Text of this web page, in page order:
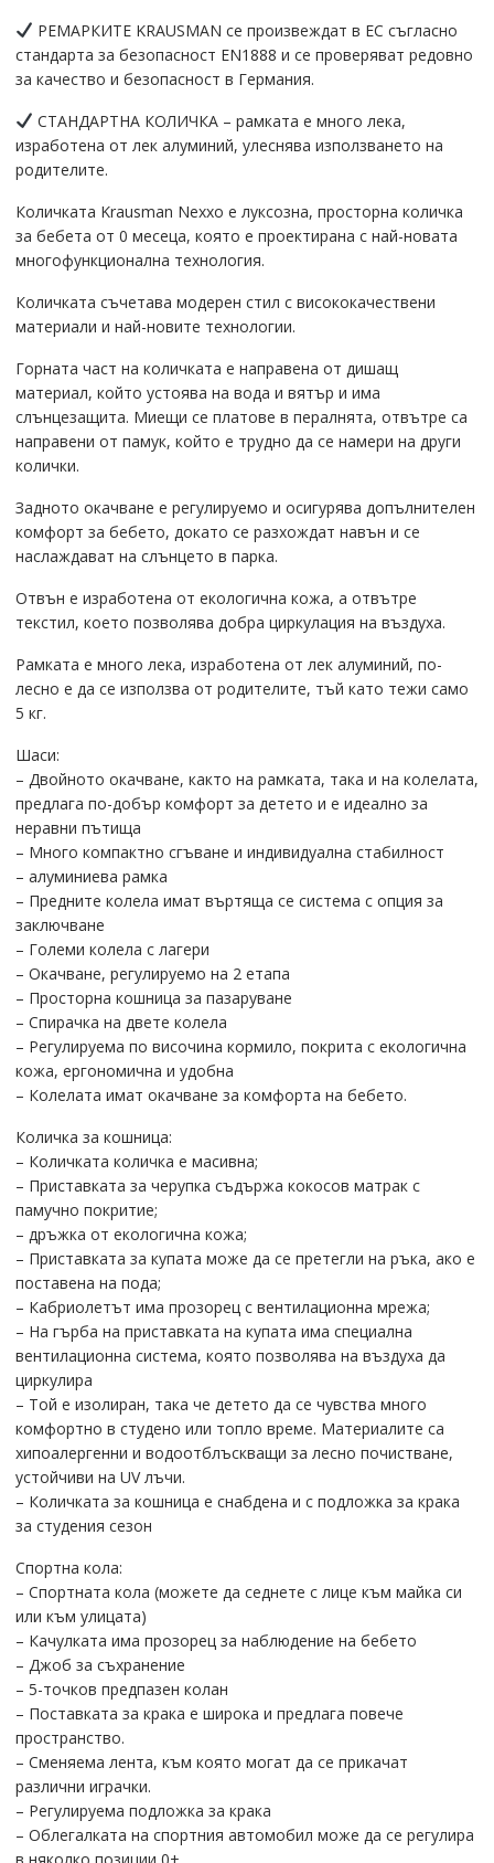
quantity
РЕМАРКИТЕ KRAUSMAN се произвеждат в ЕС съгласно
стандарта за безопасност EN1888 и се проверяват редовно
за качество и безопасност в Германия.
СТАНДАРТНА КОЛИЧКА – рамката е много лека,
изработена от лек алуминий, улеснява използването на
родителите.
Количката Krausman Nexxo е луксозна, просторна количка
за бебета от 0 месеца, която е проектирана с най-новата
многофункционална технология.
Количката съчетава модерен стил с висококачествени
материали и най-новите технологии.
Горната част на количката е направена от дишащ
материал, който устоява на вода и вятър и има
слънцезащита. Миещи се платове в пералнята, отвътре са
направени от памук, който е трудно да се намери на други
колички.
Задното окачване е регулируемо и осигурява допълнителен
комфорт за бебето, докато се разхождат навън и се
наслаждават на слънцето в парка.
Отвън е изработена от екологична кожа, а отвътре
текстил, което позволява добра циркулация на въздуха.
Рамката е много лека, изработена от лек алуминий, по-
лесно е да се използва от родителите, тъй като тежи само
5 кг.
Шаси:
– Двойното окачване, както на рамката, така и на колелата,
предлага по-добър комфорт за детето и е идеално за
неравни пътища
– Много компактно сгъване и индивидуална стабилност
– алуминиева рамка
– Предните колела имат въртяща се система с опция за
заключване
– Големи колела с лагери
– Окачване, регулируемо на 2 етапа
– Просторна кошница за пазаруване
– Спирачка на двете колела
– Регулируема по височина кормило, покрита с екологична
кожа, ергономична и удобна
– Колелата имат окачване за комфорта на бебето.
Количка за кошница:
– Количката количка е масивна;
– Приставката за черупка съдържа кокосов матрак с
памучно покритие;
– дръжка от екологична кожа;
– Приставката за купата може да се претегли на ръка, ако е
поставена на пода;
– Кабриолетът има прозорец с вентилационна мрежа;
– На гърба на приставката на купата има специална
вентилационна система, която позволява на въздуха да
циркулира
– Той е изолиран, така че детето да се чувства много
комфортно в студено или топло време. Материалите са
хипоалергенни и водоотблъскващи за лесно почистване,
устойчиви на UV лъчи.
– Количката за кошница е снабдена и с подложка за крака
за студения сезон
Спортна кола:
– Спортната кола (можете да седнете с лице към майка си
или към улицата)
– Качулката има прозорец за наблюдение на бебето
– Джоб за съхранение
– 5-точков предпазен колан
– Поставката за крака е широка и предлага повече
пространство.
– Сменяема лента, към която могат да се прикачат
различни играчки.
– Регулируема подложка за крака
– Облегалката на спортния автомобил може да се регулира